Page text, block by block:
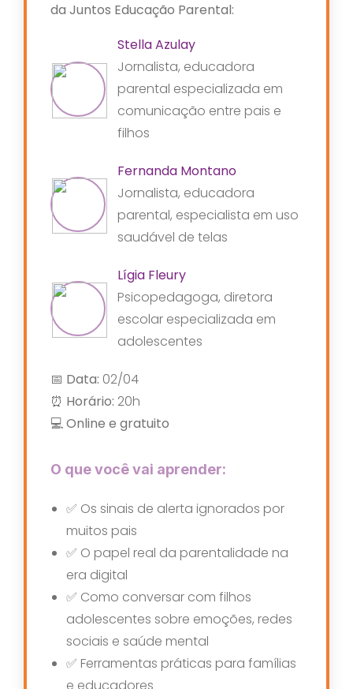
da Juntos Educação Parental:
Stella Azulay
Jornalista, educadora
parental especializada em
comunicação entre pais e
filhos
Fernanda Montano
Jornalista, educadora
parental, especialista em uso
saudável de telas
Lígia Fleury
Psicopedagoga, diretora
escolar especializada em
adolescentes
📅 Data: 02/04
⏰ Horário: 20h
💻 Online e gratuito
O que você vai aprender:
✅ Os sinais de alerta ignorados por
muitos pais
✅ O papel real da parentalidade na
era digital
✅ Como conversar com filhos
adolescentes sobre emoções, redes
sociais e saúde mental
✅ Ferramentas práticas para famílias